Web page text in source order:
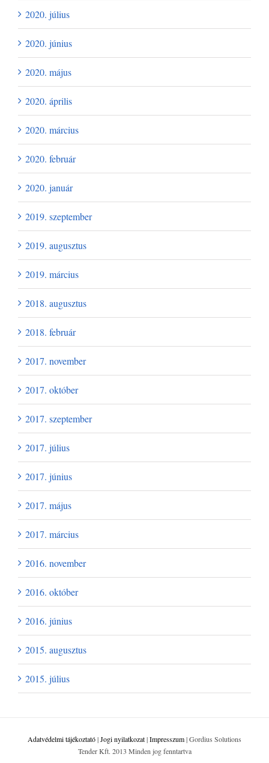
2020. július
2020. június
2020. május
2020. április
2020. március
2020. február
2020. január
2019. szeptember
2019. augusztus
2019. március
2018. augusztus
2018. február
2017. november
2017. október
2017. szeptember
2017. július
2017. június
2017. május
2017. március
2016. november
2016. október
2016. június
2015. augusztus
2015. július
Adatvédelmi tájékoztató|Jogi nyilatkozat|Impresszum| Gordius Solutions
Tender Kft. 2013 Minden jog fenntartva